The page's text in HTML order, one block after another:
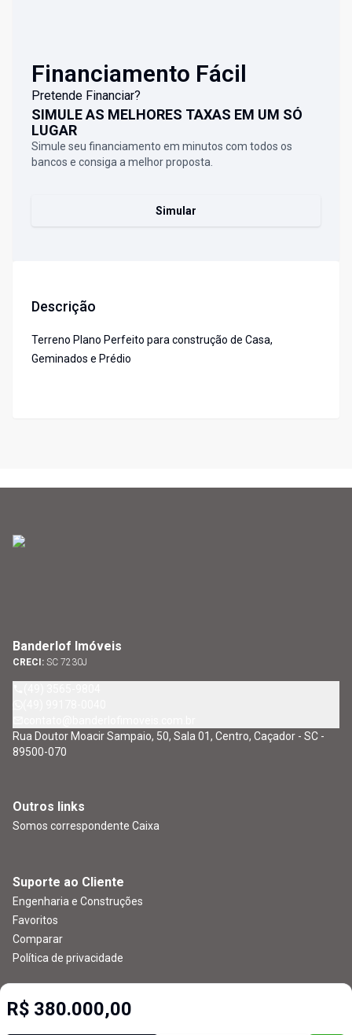
Financiamento Fácil
Pretende Financiar?
SIMULE AS MELHORES TAXAS EM UM SÓ
LUGAR
Simule seu financiamento em minutos com todos os
bancos e consiga a melhor proposta.
Simular
Descrição
Terreno Plano Perfeito para construção de Casa,
Geminados e Prédio
R$ 380.000,00
Banderlof Imóveis
CRECI: SC 7230J
Rua Doutor Moacir Sampaio, 50, Sala 01, Centro, Caçador - SC -
89500-070
Outros links
Somos correspondente Caixa
Suporte ao Cliente
Engenharia e Construções
Favoritos
Comparar
Política de privacidade